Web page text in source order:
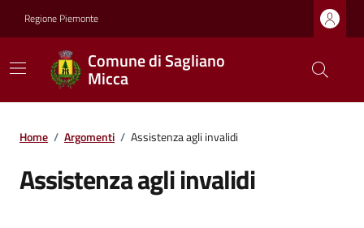
Regione Piemonte
Comune di Sagliano
Micca
Home / Argomenti / Assistenza agli invalidi
Assistenza agli invalidi